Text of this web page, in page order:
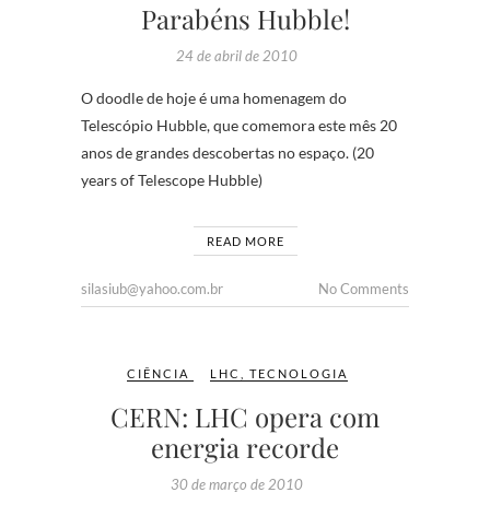
Parabéns Hubble!
24 de abril de 2010
O doodle de hoje é uma homenagem do
Telescópio Hubble, que comemora este mês 20
anos de grandes descobertas no espaço. (20
years of Telescope Hubble)
READ MORE
silasiub@yahoo.com.br No Comments
CIÊNCIA LHC TECNOLOGIA
CERN: LHC opera com
energia recorde
30 de março de 2010